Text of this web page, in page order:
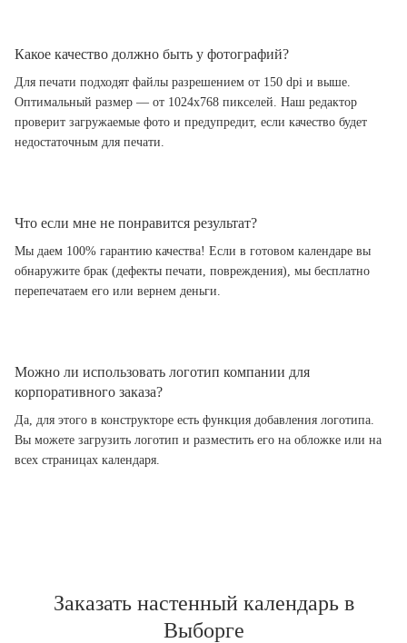
Какое качество должно быть у фотографий?
Для печати подходят файлы разрешением от 150 dpi и выше.
Оптимальный размер — от 1024x768 пикселей. Наш редактор
проверит загружаемые фото и предупредит, если качество будет
недостаточным для печати.
Что если мне не понравится результат?
Мы даем 100% гарантию качества! Если в готовом календаре вы
обнаружите брак (дефекты печати, повреждения), мы бесплатно
перепечатаем его или вернем деньги.
Можно ли использовать логотип компании для
корпоративного заказа?
Да, для этого в конструкторе есть функция добавления логотипа.
Вы можете загрузить логотип и разместить его на обложке или на
всех страницах календаря.
Заказать настенный календарь в
Выборге